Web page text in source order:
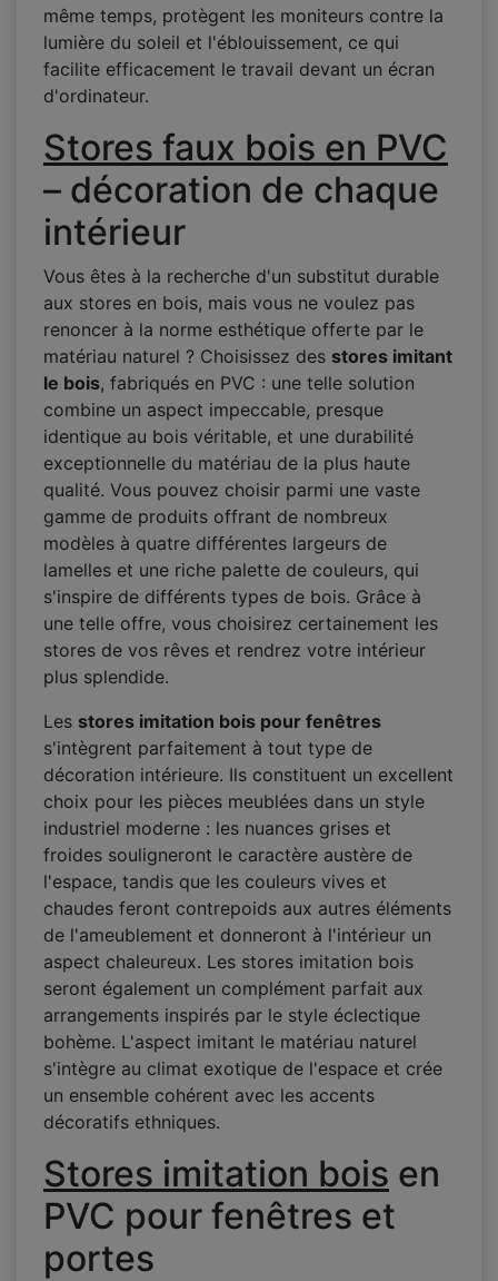
même temps, protègent les moniteurs contre la
lumière du soleil et l'éblouissement, ce qui
facilite efficacement le travail devant un écran
d'ordinateur.
Stores faux bois en PVC
– décoration de chaque
intérieur
Vous êtes à la recherche d'un substitut durable
aux stores en bois, mais vous ne voulez pas
renoncer à la norme esthétique offerte par le
matériau naturel ? Choisissez des stores imitant
le bois, fabriqués en PVC : une telle solution
combine un aspect impeccable, presque
identique au bois véritable, et une durabilité
exceptionnelle du matériau de la plus haute
qualité. Vous pouvez choisir parmi une vaste
gamme de produits offrant de nombreux
modèles à quatre différentes largeurs de
lamelles et une riche palette de couleurs, qui
s'inspire de différents types de bois. Grâce à
une telle offre, vous choisirez certainement les
stores de vos rêves et rendrez votre intérieur
plus splendide.
Les stores imitation bois pour fenêtres
s'intègrent parfaitement à tout type de
décoration intérieure. Ils constituent un excellent
choix pour les pièces meublées dans un style
industriel moderne : les nuances grises et
froides souligneront le caractère austère de
l'espace, tandis que les couleurs vives et
chaudes feront contrepoids aux autres éléments
de l'ameublement et donneront à l'intérieur un
aspect chaleureux. Les stores imitation bois
seront également un complément parfait aux
arrangements inspirés par le style éclectique
bohème. L'aspect imitant le matériau naturel
s'intègre au climat exotique de l'espace et crée
un ensemble cohérent avec les accents
décoratifs ethniques.
Stores imitation bois en
PVC pour fenêtres et
portes